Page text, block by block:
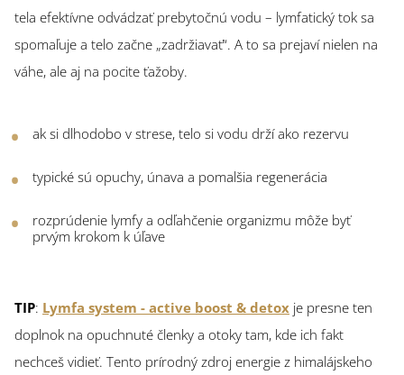
tela efektívne odvádzať prebytočnú vodu – lymfatický tok sa
spomaľuje a telo začne „zadržiavať“. A to sa prejaví nielen na
váhe, ale aj na pocite ťažoby.
ak si dlhodobo v strese, telo si vodu drží ako rezervu
typické sú opuchy, únava a pomalšia regenerácia
rozprúdenie lymfy a odľahčenie organizmu môže byť
prvým krokom k úľave
TIP: Lymfa system - active boost & detox je presne ten
doplnok na opuchnuté členky a otoky tam, kde ich fakt
nechceš vidieť. Tento prírodný zdroj energie z himalájskeho